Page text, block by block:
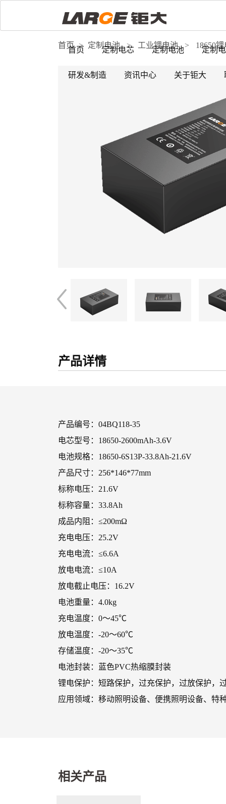
首页 定制电芯 定制电池 定制
研发&制造 资讯中心 关于钜大
首页 > 定制电池 > 工业锂电池 > 18650
产品详情
产品编号：04BQ118-35
电芯型号：18650-2600mAh-3.6V
电池规格：18650-6S13P-33.8Ah-21.6V
产品尺寸：256*146*77mm
标称电压：21.6V
标称容量：33.8Ah
成品内阻：≤200mΩ
充电电压：25.2V
充电电流：≤6.6A
放电电流：≤10A
放电截止电压：16.2V
电池重量：4.0kg
充电温度：0～45℃
放电温度：-20～60℃
存储温度：-20～35℃
电池封装：蓝色PVC热缩膜封装
锂电保护：短路保护，过充保护，过放保护，
应用领域：移动照明设备、便携照明设备、特
相关产品